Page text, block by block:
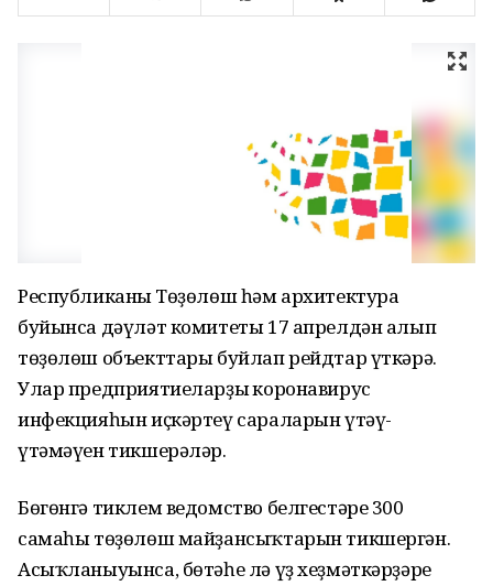
Республиканың Төҙөлөш һәм архитектура
буйынса дәүләт комитеты 17 апрелдән алып
төҙөлөш объекттары буйлап рейдтар үткәрә.
Улар предприятиеларҙың коронавирус
инфекцияһын иҫкәртеү сараларын үтәү-
үтәмәүен тикшерәләр.
Бөгөнгә тиклем ведомство белгестәре 300
самаһы төҙөлөш майҙансыҡтарын тикшергән.
Асыҡланыуынса, бөтәһе лә үҙ хеҙмәткәрҙәре